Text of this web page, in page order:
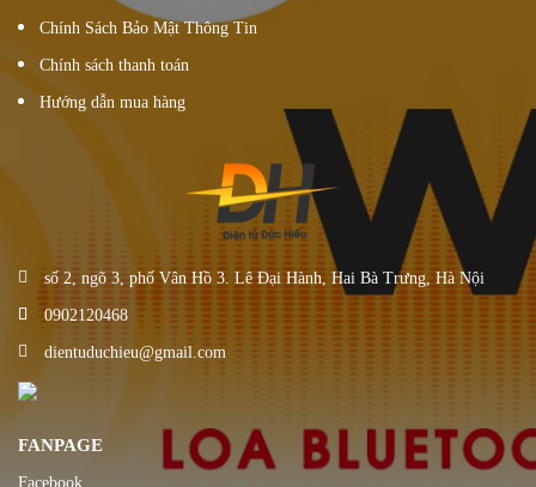
Chính Sách Bảo Mật Thông Tin
Chính sách thanh toán
Hướng dẫn mua hàng
số 2, ngõ 3, phố Vân Hồ 3. Lê Đại Hành, Hai Bà Trưng, Hà Nội
0902120468
dientuduchieu@gmail.com
FANPAGE
Facebook